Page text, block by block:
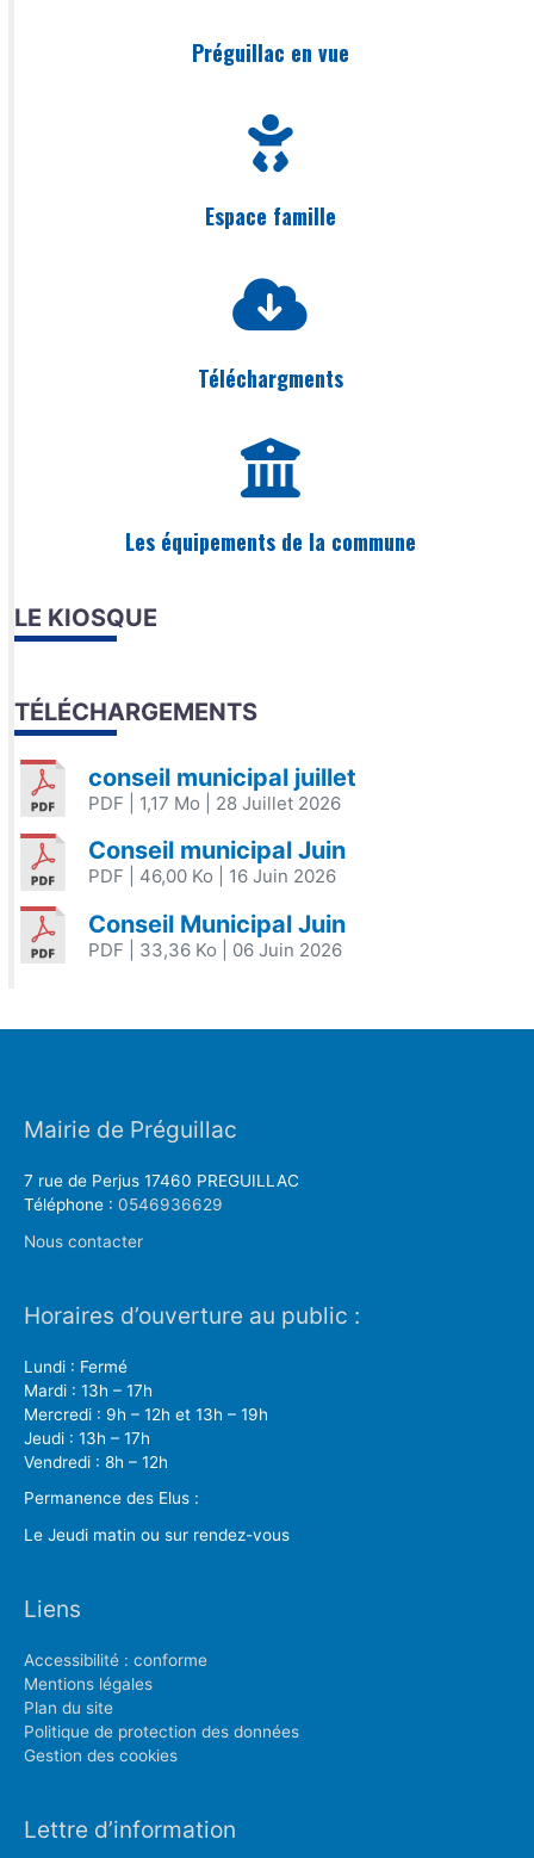
Préguillac en vue
Espace famille
Téléchargments
Les équipements de la commune
LE KIOSQUE
TÉLÉCHARGEMENTS
conseil municipal juillet
PDF | 1,17 Mo | 28 Juillet 2026
Conseil municipal Juin
PDF | 46,00 Ko | 16 Juin 2026
Conseil Municipal Juin
PDF | 33,36 Ko | 06 Juin 2026
Mairie de Préguillac
7 rue de Perjus 17460 PREGUILLAC
Téléphone : 0546936629
Nous contacter
Horaires d’ouverture au public :
Lundi : Fermé
Mardi : 13h – 17h
Mercredi : 9h – 12h et 13h – 19h
Jeudi : 13h – 17h
Vendredi : 8h – 12h
Permanence des Elus :
Le Jeudi matin ou sur rendez-vous
Liens
Accessibilité : conforme
Mentions légales
Plan du site
Politique de protection des données
Gestion des cookies
Lettre d’information